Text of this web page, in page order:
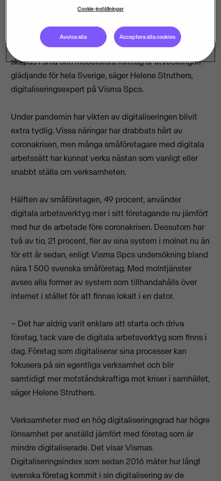
utsträckning nu än för ett år sedan.
– Ju fler småföretag som drar nytta av digitaliseringens
möjligheter, desto bättre. Eftersom fyra av fem jobb
skapas i små och medelstora företag är utvecklingen
glädjande för hela Sverige, säger Helene Struthers,
digitaliseringsexpert på Visma Spcs.
Under pandemin har vikten av digitaliseringen blivit
extra tydlig. Vissa näringar har drabbats hårt av
coronakrisen, men många småföretagare med digitala
arbetssätt har kunnat verka nästan som vanligt eller
snabbt ställa om verksamheten.
Hälften av småföretagen, 49 procent, använder
digitala arbetsverktyg mer i sitt företagande nu jämfört
med hur de arbetade före coronakrisen. Dessutom har
två av tio, 21 procent, fler av sina system i molnet nu än
för ett år sedan, enligt Visma Spcs undersökning bland
nära 1 500 svenska småföretag. Med molntjänster
avses alla former av system som tillhandahålls över
internet i stället för att finnas lokalt i en dator.
– Det har aldrig varit enklare att starta och driva
företag, tack vare de digitala arbetsverktyg som finns i
dag. Företag som digitaliserar sina processer kan
fokusera på sin egentliga verksamhet och blir
samtidigt mer motståndskraftiga mot kriser i samhället,
säger Helene Struthers.
Verksamheter med en hög digitaliseringsgrad har högre
lönsamhet per anställd jämfört med företag som är
mindre digitaliserade. Det visar Vismas
Digitaliseringsindex som sedan 2016 mäter hur långt
svenska företag kommit i sin digitalisering av de
Cookie-inställningar
Avvisa alla Acceptera alla cookies